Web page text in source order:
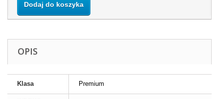
Dodaj do koszyka
OPIS
Klasa Premium